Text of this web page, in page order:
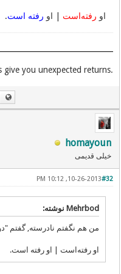
او رفته‌است | او رفته است.
.Unexpected places give you unexpected returns
homayoun
خیلی قدیمی
#32
10-26-2013, 10:12 PM
Mehrbod نوشته:
من هم نگفتم نادرسته, گفتم
او رفته‌است | او رفته است.